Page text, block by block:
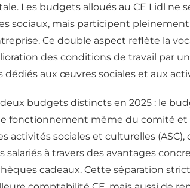
Les budgets alloués au CE Lidl ne
sociaux, mais participent
Ce double aspect reflète la
des conditions de travail par
dédiés aux œuvres sociales et aux
budgets distincts en 2025 : le
fonctionnement même du comité et
activités sociales et culturelles (ASC),
salariés à travers des avantages
cadeaux. Cette séparation